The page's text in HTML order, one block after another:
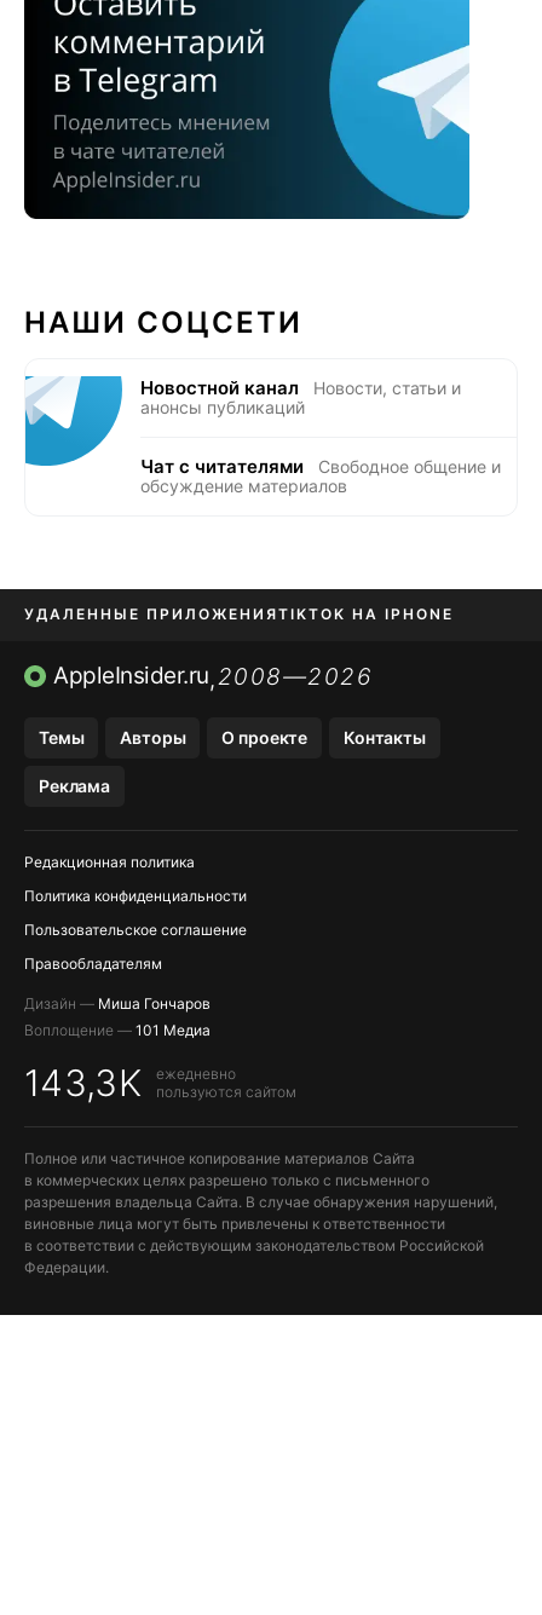
НАШИ СОЦСЕТИ
Новостной канал
Новости, статьи и
анонсы публикаций
Чат с читателями
Свободное общение и
обсуждение материалов
УДАЛЕННЫЕ ПРИЛОЖЕНИЯTIKTOK НА IPHONE
ПРИЛОЖЕНИЯ БЕЗ APP STORE
AppleInsider.ru,2008—2026
Темы Авторы О проекте Контакты
Реклама
Редакционная политика
Политика конфиденциальности
Пользовательское соглашение
Правообладателям
Дизайн — Миша Гончаров
Воплощение — 101 Медиа
143,3K
ежедневно
пользуются сайтом
Полное или частичное копирование материалов Сайта
в коммерческих целях разрешено только с письменного
разрешения владельца Сайта. В случае обнаружения нарушений,
виновные лица могут быть привлечены к ответственности
в соответствии с действующим законодательством Российской
Федерации.